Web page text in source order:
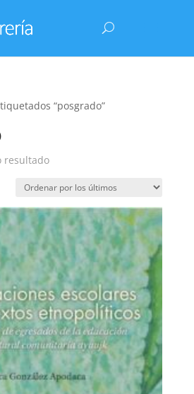
“posgrado”
resultado